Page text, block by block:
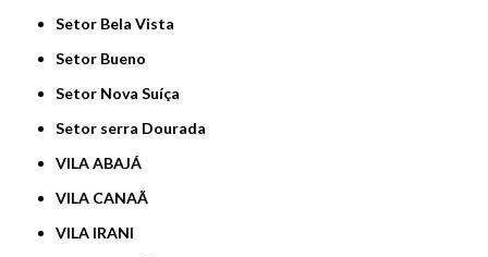
Setor Bela Vista
Setor Bueno
Setor Nova Suíça
Setor serra Dourada
VILA ABAJÁ
VILA CANAÃ
VILA IRANI